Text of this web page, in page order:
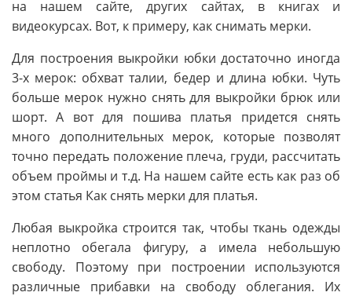
на нашем сайте, других сайтах, в книгах и
видеокурсах. Вот, к примеру, как снимать мерки.
Для построения выкройки юбки достаточно иногда
3-х мерок: обхват талии, бедер и длина юбки. Чуть
больше мерок нужно снять для выкройки брюк или
шорт. А вот для пошива платья придется снять
много дополнительных мерок, которые позволят
точно передать положение плеча, груди, рассчитать
объем проймы и т.д. На нашем сайте есть как раз об
этом статья Как снять мерки для платья.
Любая выкройка строится так, чтобы ткань одежды
неплотно обегала фигуру, а имела небольшую
свободу. Поэтому при построении используются
различные прибавки на свободу облегания. Их